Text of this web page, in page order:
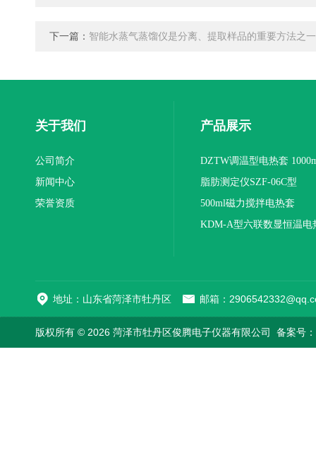
下一篇： 智能水蒸气蒸馏仪是分离、提取样品的重要方法之一
关于我们
公司简介
新闻中心
荣誉资质
产品展示
DZTW调温型电热套
联
脂肪测定仪SZF-06C型
500ml磁力搅拌电热套
KDM-A型六联数显恒温电
地址：山东省菏泽市牡丹区 邮箱：
版权所有 © 2026 菏泽市牡丹区俊腾电子仪器有限公司 备案号